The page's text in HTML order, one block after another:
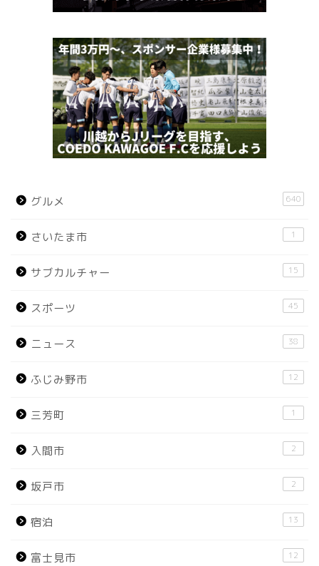
グルメ 640
さいたま市 1
サブカルチャー 15
スポーツ 45
ニュース 38
ふじみ野市 12
三芳町 1
入間市 2
坂戸市 2
宿泊 13
富士見市 12